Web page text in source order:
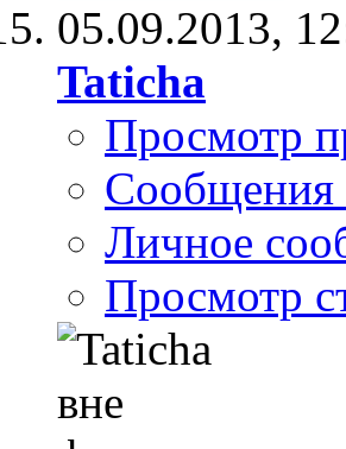
05.09.2013,
Taticha
Просмотр
Сообщения
Личное
Просмотр